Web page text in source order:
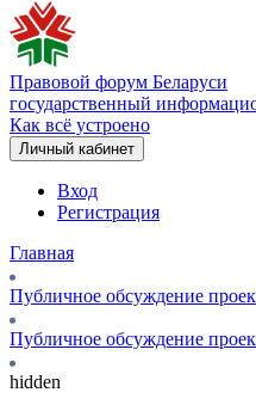
Правовой форум Беларуси
государственный
Как всё устроено
Личный кабинет
Вход
Регистрация
Главная
Публичное обсуждение
Публичное обсуждение
hidden